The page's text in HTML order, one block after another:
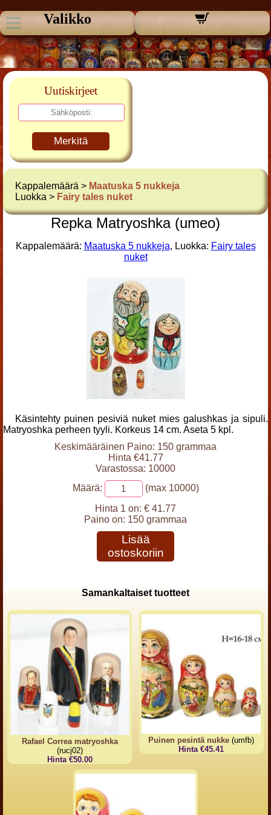
Valikko
Uutiskirjeet
Merkitä
Kappalemäärä > Maatuska 5 nukkeja
Luokka > Fairy tales nuket
Repka Matryoshka (umeo)
Kappalemäärä: Maatuska 5 nukkeja, Luokka: Fairy tales
nuket
Käsintehty puinen pesiviä nuket mies galushkas ja sipuli.
Matryoshka perheen tyyli. Korkeus 14 cm. Aseta 5 kpl.
Keskimääräinen Paino: 150 grammaa
Hinta €41.77
Varastossa: 10000
Määrä:
(max 10000)
Hinta 1 on: € 41.77
Paino on: 150 grammaa
Lisää
ostoskoriin
Samankaltaiset tuotteet
Rafael Correa matryoshka
(rucj02)
Hinta €50.00
Puinen pesintä nukke (umfb)
Hinta €45.41